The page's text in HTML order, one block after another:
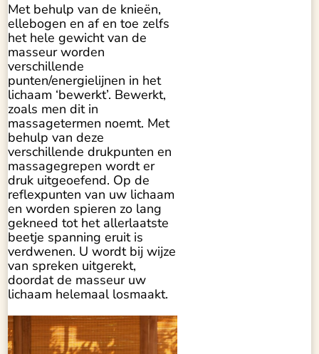
Met behulp van de knieën,
ellebogen en af en toe zelfs
het hele gewicht van de
masseur worden
verschillende
punten/energielijnen in het
lichaam ‘bewerkt’. Bewerkt,
zoals men dit in
massagetermen noemt. Met
behulp van deze
verschillende drukpunten en
massagegrepen wordt er
druk uitgeoefend. Op de
reflexpunten van uw lichaam
en worden spieren zo lang
gekneed tot het allerlaatste
beetje spanning eruit is
verdwenen. U wordt bij wijze
van spreken uitgerekt,
doordat de masseur uw
lichaam helemaal losmaakt.